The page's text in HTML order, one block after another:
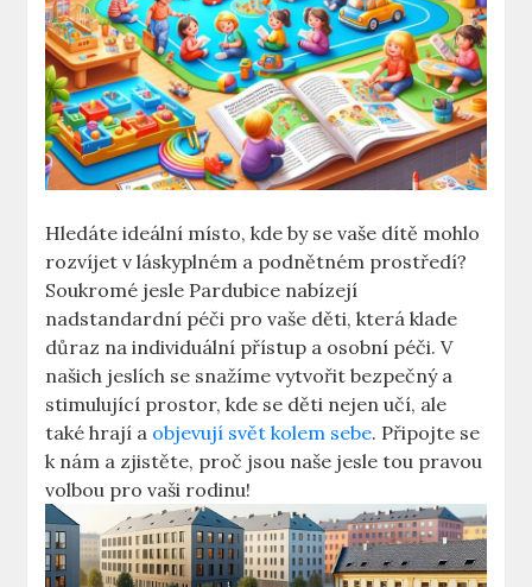
Hledáte ideální místo, kde by se vaše dítě mohlo
rozvíjet v láskyplném a podnětném prostředí?
Soukromé jesle Pardubice nabízejí
nadstandardní péči pro vaše děti, která klade
důraz na individuální přístup a osobní péči. V
našich jeslích se snažíme vytvořit bezpečný a
stimulující prostor, kde se děti nejen učí, ale
také hrají a objevují svět kolem sebe. Připojte se
k nám a zjistěte, proč jsou naše jesle tou pravou
volbou pro vaši rodinu!